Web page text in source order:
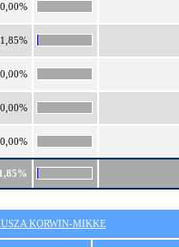
0,00%
1,85%
0,00%
0,00%
0,00%
1,85%
KORWIN-MIKKE